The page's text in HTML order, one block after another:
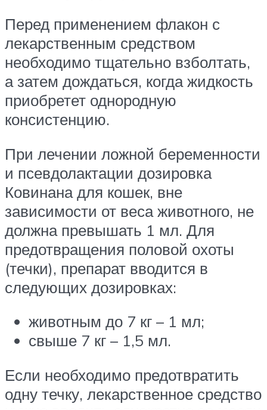
Перед применением флакон с
лекарственным средством
необходимо тщательно взболтать,
а затем дождаться, когда жидкость
приобретет однородную
консистенцию.
При лечении ложной беременности
и псевдолактации дозировка
Ковинана для кошек, вне
зависимости от веса животного, не
должна превышать 1 мл. Для
предотвращения половой охоты
(течки), препарат вводится в
следующих дозировках:
животным до 7 кг – 1 мл;
свыше 7 кг – 1,5 мл.
Если необходимо предотвратить
одну течку, лекарственное средство